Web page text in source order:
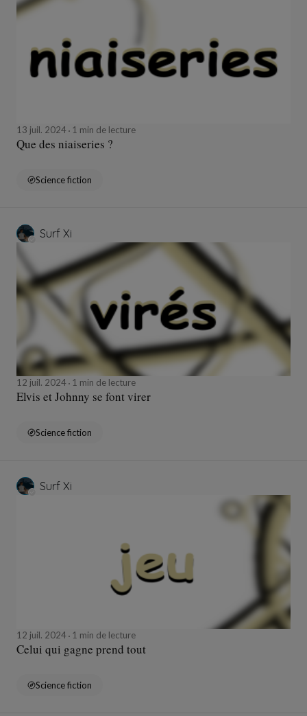
13 juil. 2024 1 min de lecture
Que des niaiseries ?
Science fiction
Surf Xi
12 juil. 2024 1 min de lecture
Elvis et Johnny se font virer
Science fiction
Surf Xi
12 juil. 2024 1 min de lecture
Celui qui gagne prend tout
Science fiction